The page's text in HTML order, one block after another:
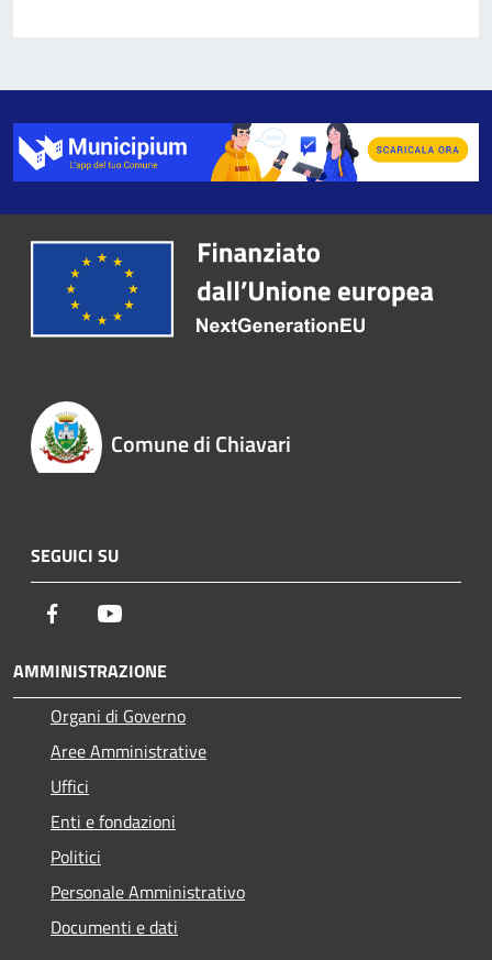
Comune di Chiavari
SEGUICI SU
Facebook
AMMINISTRAZIONE
Organi di Governo
Aree Amministrative
Uffici
Enti e fondazioni
Politici
Personale Amministrativo
Documenti e dati